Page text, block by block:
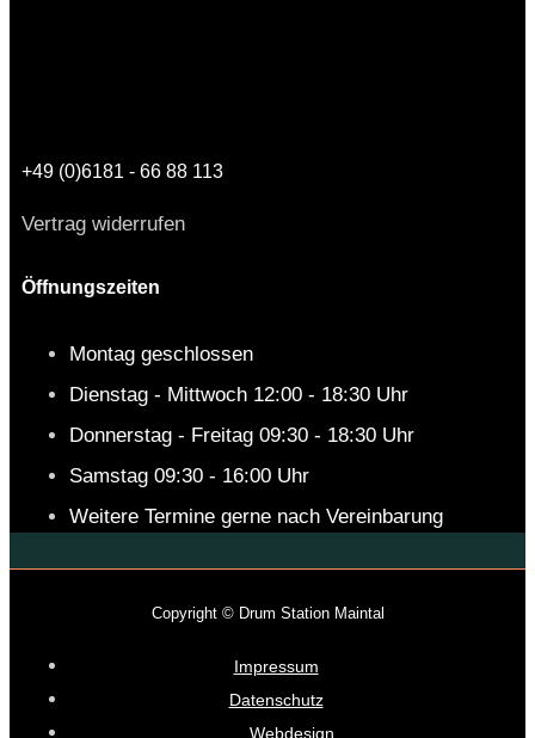
+49 (0)6181 - 66 88 113
Vertrag widerrufen
Öffnungszeiten
Montag geschlossen
Dienstag - Mittwoch 12:00 - 18:30 Uhr
Donnerstag - Freitag 09:30 - 18:30 Uhr
Samstag 09:30 - 16:00 Uhr
Weitere Termine gerne nach Vereinbarung
Copyright © Drum Station Maintal
Impressum
Datenschutz
Webdesign